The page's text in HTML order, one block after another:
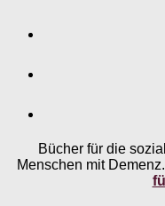
Bücher für die
Menschen mit Demenz.